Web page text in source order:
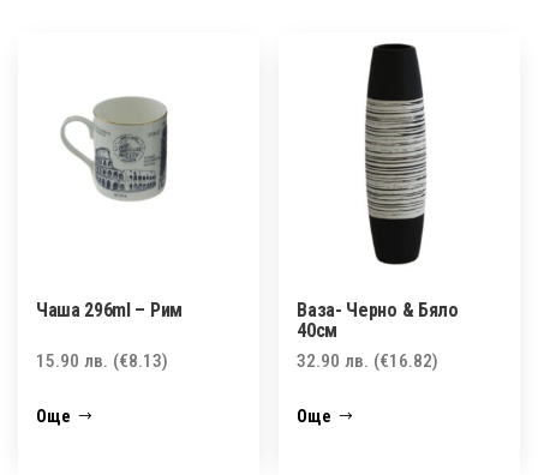
Чаша 296ml – Рим
15.90 лв. (€8.13)
Още
Ваза- Черно & Бяло
40см
32.90лв. (€16.82)
Още